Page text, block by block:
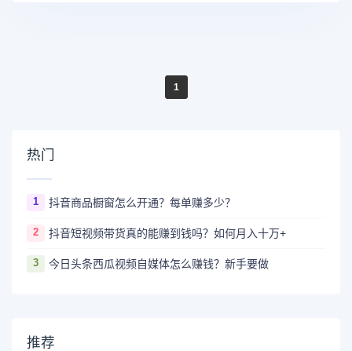
1
热门
1 抖音商品橱窗怎么开通？每单赚多少？
2 抖音短视频带货真的能赚到钱吗？如何月入十万+
3 今日头条西瓜视频自媒体怎么赚钱？新手要做
推荐